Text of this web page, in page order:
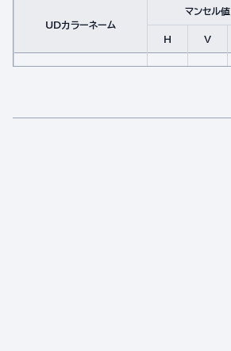
UDカラーネーム
マンセル値
H
V